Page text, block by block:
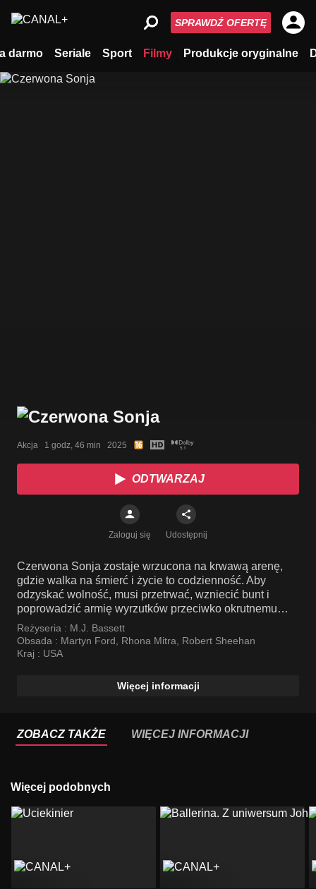
darmo Seriale Sport Filmy Produkcje oryginalne
SPRAWDŹ OFERTĘ
Akcja   1 godz, 46 min   2025
ODTWARZAJ
Zaloguj się Udostępnij
Czerwona Sonja zostaje wrzucona na krwawą arenę,
gdzie walka na śmierć i życie to codzienność. Aby
odzyskać wolność, musi przetrwać, wzniecić bunt i
poprowadzić armię wyrzutków przeciwko okrutnemu
Draganowi i jego ukochanej.
Reżyseria : M.J. Bassett
Obsada : Martyn Ford, Rhona Mitra, Robert Sheehan
Kraj : USA
Więcej informacji
ZOBACZ TAKŻE WIĘCEJ INFORMACJI
Więcej podobnych